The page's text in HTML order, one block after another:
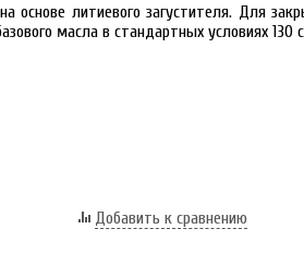
основе литиевого загустителя. Для
масла в стандартных условиях 130
Добавить к сравнению